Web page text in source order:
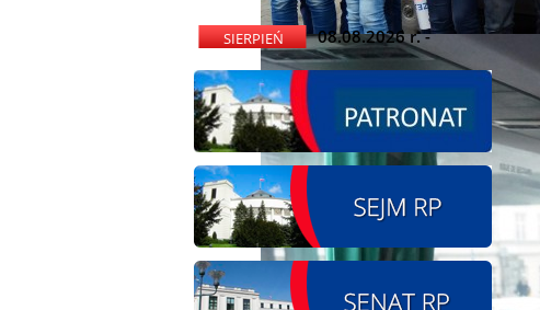
SIERPIEŃ
08
08.08.2026 r. -
Dożynki i
SIERPIEŃ
08
08.08.2026 r. - Piknik
integracyjny. Krępa
60 u Sołtysa